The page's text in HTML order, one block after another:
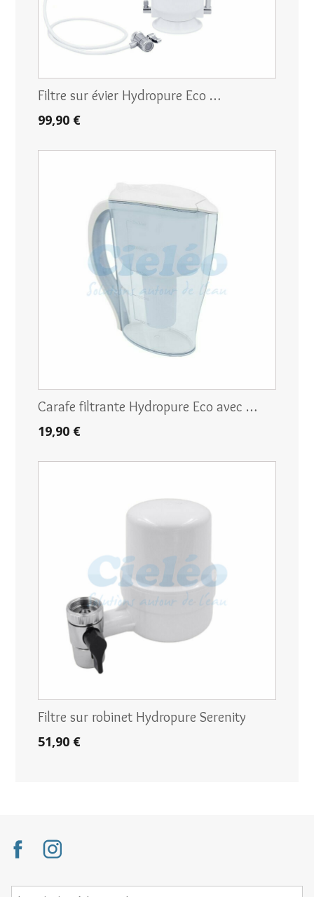
Filtre sur évier Hydropure Eco …
99,90 €
Carafe filtrante Hydropure Eco avec …
19,90 €
Filtre sur robinet Hydropure Serenity
51,90 €